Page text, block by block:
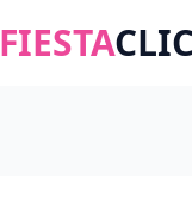
FIESTACLIC